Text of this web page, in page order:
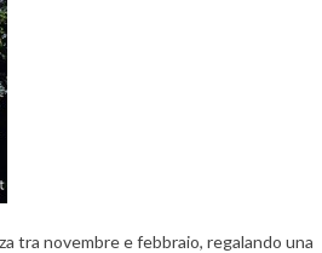
tra novembre e febbraio, regalando una